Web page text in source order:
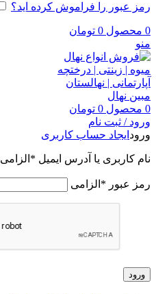
رمز عبور را فراموش کرده اید؟
0 محصول 0 تومان
منو
0 محصول 0 تومان
ورود / ثبت نام
ورود ایجاد حساب کاربری
نام کاربری یا آدرس ایمیل * الزامی
رمز عبور * الزامی
ورود